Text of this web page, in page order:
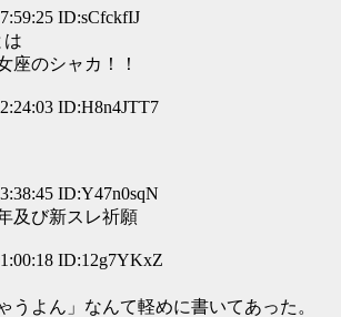
ID:sCfckfIJ
は
座のシャカ！！
ID:H8n4JTT7
ID:Y47n0sqN
及び新スレ祈願
ID:12g7YKxZ
うよん」なんて軽めに書いてあった。